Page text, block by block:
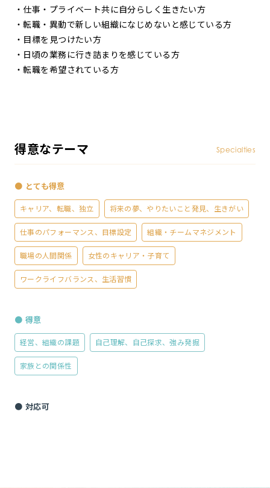
・仕事・プライベート共に自分らしく生きたい方
・転職・異動で新しい組織になじめないと感じている方
・目標を見つけたい方
・日頃の業務に行き詰まりを感じている方
・転職を希望されている方
得意なテーマ Specialties
● とても得意
キャリア、転職、独立 将来の夢、やりたいこと発見、生きがい
仕事のパフォーマンス、目標設定 組織・チームマネジメント
職場の人間関係 女性のキャリア・子育て
ワークライフバランス、生活習慣
● 得意
経営、組織の課題 自己理解、自己探求、強み発掘
家族との関係性
● 対応可